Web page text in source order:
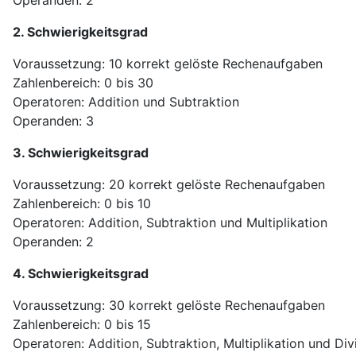
2. Schwierigkeitsgrad
Voraussetzung: 10 korrekt gelöste Rechenaufgaben
Zahlenbereich: 0 bis 30
Operatoren: Addition und Subtraktion
Operanden: 3
3. Schwierigkeitsgrad
Voraussetzung: 20 korrekt gelöste Rechenaufgaben
Zahlenbereich: 0 bis 10
Operatoren: Addition, Subtraktion und Multiplikation
Operanden: 2
4. Schwierigkeitsgrad
Voraussetzung: 30 korrekt gelöste Rechenaufgaben
Zahlenbereich: 0 bis 15
Operatoren: Addition, Subtraktion, Multiplikation und